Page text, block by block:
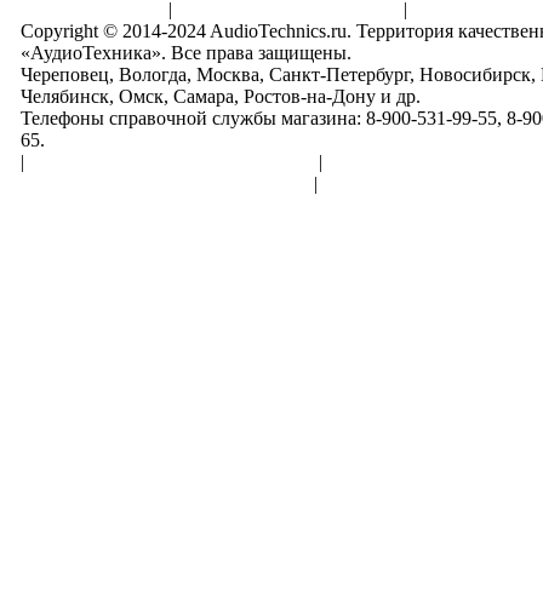
|
|
Copyright © 2014-2024 AudioTechnics.ru. Территория
«АудиоТехника». Все права защищены.
Череповец, Вологда, Москва, Санкт-Петербург,
Челябинск, Омск, Самара, Ростов-на-Дону и др.
Телефоны справочной службы магазина: 8-900-531-99-55, 8-
65.
|
|
|